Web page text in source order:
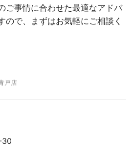
ご事情に合わせた最適なアドバ
ので、まずはお気軽にご相談く
戸店
30